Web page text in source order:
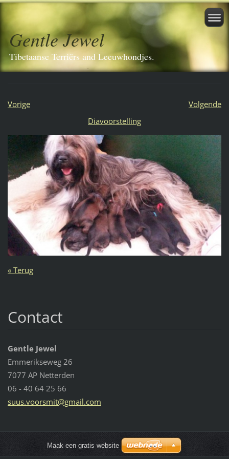
Gentle Jewel
Tibetaanse Terriërs and Leeuwhondjes.
Vorige
Volgende
Diavoorstelling
« Terug
Contact
Gentle Jewel
Emmerikseweg 26
7077 AP Netterden
06 - 40 64 25 66
suus.voorsmit@gmail.com
Maak een gratis website